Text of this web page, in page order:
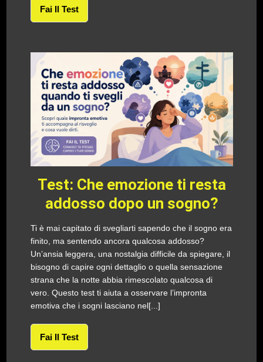
Fai Il Test
Test: Che emozione ti resta
addosso dopo un sogno?
Ti è mai capitato di svegliarti sapendo che il sogno era
finito, ma sentendo ancora qualcosa addosso?
Un’ansia leggera, una nostalgia difficile da spiegare, il
bisogno di capire ogni dettaglio o quella sensazione
strana che la notte abbia rimescolato qualcosa di
vero. Questo test ti aiuta a osservare l’impronta
emotiva che i sogni lasciano nel[...]
Fai Il Test